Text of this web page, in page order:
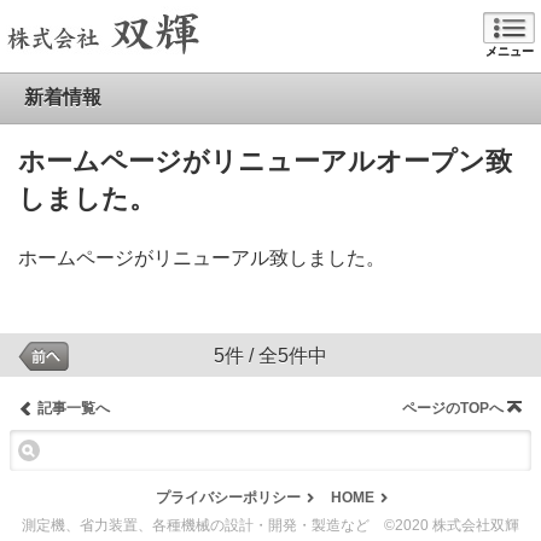
メニュー
新着情報
ホームページがリニューアルオープン致
しました。
ホームページがリニューアル致しました。
5件 / 全5件中
記事一覧へ ページのTOPへ
プライバシーポリシー
HOME
測定機、省力装置、各種機械の設計・開発・製造など ©2020 株式会社双輝